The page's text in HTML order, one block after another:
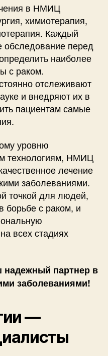
в НМИЦ
химиотерапия,
Каждый
обследование перед
наиболее
с раком.
отслеживают
и внедряют их в
пациентам самые
уровню
технологиям, НМИЦ
лечение
заболеваниями.
точкой для людей,
с раком, и
всех стадиях
партнер в
заболеваниями!
—